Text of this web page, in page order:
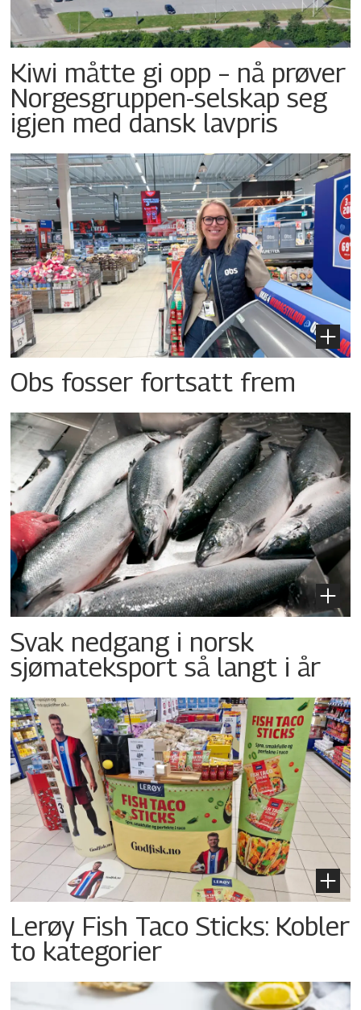
Kiwi måtte gi opp – nå prøver
Norgesgruppen-selskap seg
igjen med dansk lavpris
Obs fosser fortsatt frem
Svak nedgang i norsk
sjømateksport så langt i år
Lerøy Fish Taco Sticks: Kobler
to kategorier